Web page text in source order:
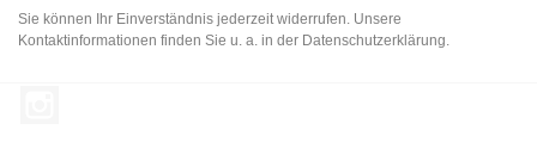
Sie können Ihr Einverständnis jederzeit widerrufen. Unsere
Kontaktinformationen finden Sie u. a. in der Datenschutzerklärung.